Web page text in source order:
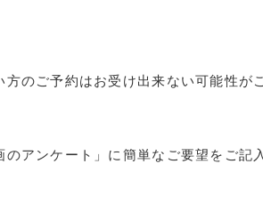
のご予約はお受け出来ない可能性が
アンケート」に簡単なご要望をご記